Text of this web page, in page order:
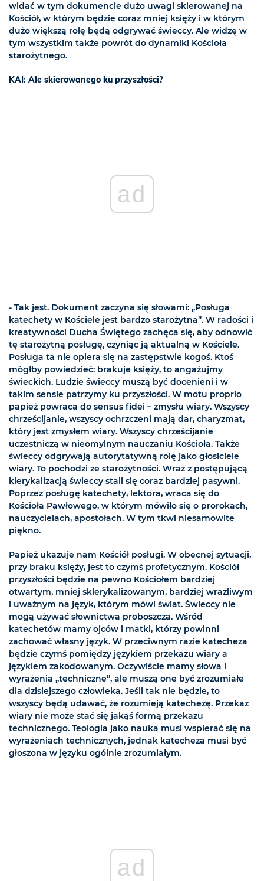
widać w tym dokumencie dużo uwagi skierowanej na
Kościół, w którym będzie coraz mniej księży i w którym
dużo większą rolę będą odgrywać świeccy. Ale widzę w
tym wszystkim także powrót do dynamiki Kościoła
starożytnego.
KAI: Ale skierowanego ku przyszłości?
ad
- Tak jest. Dokument zaczyna się słowami: „Posługa
katechety w Kościele jest bardzo starożytna”. W radości i
kreatywności Ducha Świętego zachęca się, aby odnowić
tę starożytną posługę, czyniąc ją aktualną w Kościele.
Posługa ta nie opiera się na zastępstwie kogoś. Ktoś
mógłby powiedzieć: brakuje księży, to angażujmy
świeckich. Ludzie świeccy muszą być docenieni i w
takim sensie patrzymy ku przyszłości. W motu proprio
papież powraca do sensus fidei – zmysłu wiary. Wszyscy
chrześcijanie, wszyscy ochrzczeni mają dar, charyzmat,
który jest zmysłem wiary. Wszyscy chrześcijanie
uczestniczą w nieomylnym nauczaniu Kościoła. Także
świeccy odgrywają autorytatywną rolę jako głosiciele
wiary. To pochodzi ze starożytności. Wraz z postępującą
klerykalizacją świeccy stali się coraz bardziej pasywni.
Poprzez posługę katechety, lektora, wraca się do
Kościoła Pawłowego, w którym mówiło się o prorokach,
nauczycielach, apostołach. W tym tkwi niesamowite
piękno.
Papież ukazuje nam Kościół posługi. W obecnej sytuacji,
przy braku księży, jest to czymś profetycznym. Kościół
przyszłości będzie na pewno Kościołem bardziej
otwartym, mniej sklerykalizowanym, bardziej wrażliwym
i uważnym na język, którym mówi świat. Świeccy nie
mogą używać słownictwa proboszcza. Wśród
katechetów mamy ojców i matki, którzy powinni
zachować własny język. W przeciwnym razie katecheza
będzie czymś pomiędzy językiem przekazu wiary a
językiem zakodowanym. Oczywiście mamy słowa i
wyrażenia „techniczne”, ale muszą one być zrozumiałe
dla dzisiejszego człowieka. Jeśli tak nie będzie, to
wszyscy będą udawać, że rozumieją katechezę. Przekaz
wiary nie może stać się jakąś formą przekazu
technicznego. Teologia jako nauka musi wspierać się na
wyrażeniach technicznych, jednak katecheza musi być
głoszona w języku ogólnie zrozumiałym.
ad